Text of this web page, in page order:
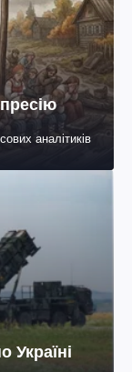
аналітиків
Україні